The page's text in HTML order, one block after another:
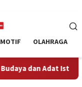
OLAHRAGA
Dari